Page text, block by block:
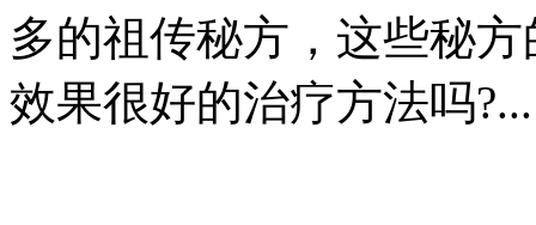
多的祖传秘方，这些秘
效果很好的治疗方法吗?...